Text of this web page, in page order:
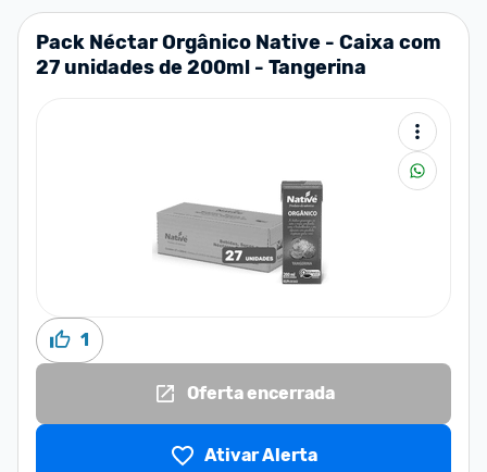
Pack Néctar Orgânico Native - Caixa com
27 unidades de 200ml - Tangerina
1
Oferta encerrada
Ativar Alerta